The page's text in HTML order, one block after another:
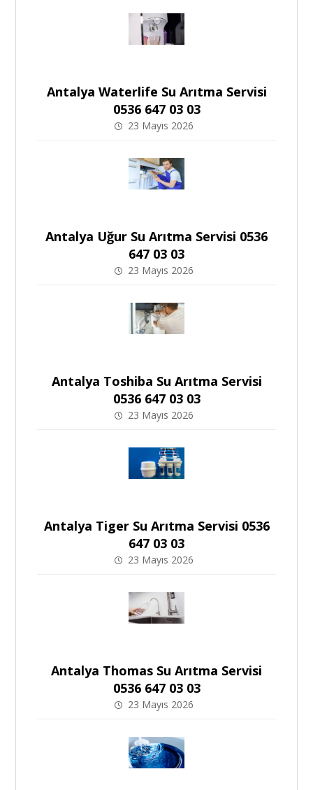
Antalya Waterlife Su Arıtma Servisi
0536 647 03 03
23 Mayıs 2026
Antalya Uğur Su Arıtma Servisi 0536
647 03 03
23 Mayıs 2026
Antalya Toshiba Su Arıtma Servisi
0536 647 03 03
23 Mayıs 2026
Antalya Tiger Su Arıtma Servisi 0536
647 03 03
23 Mayıs 2026
Antalya Thomas Su Arıtma Servisi
0536 647 03 03
23 Mayıs 2026